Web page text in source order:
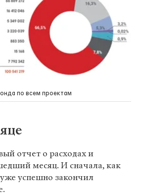
по всем проектам
отчет о расходах и
месяц. И сначала, как
уже успешно закончил